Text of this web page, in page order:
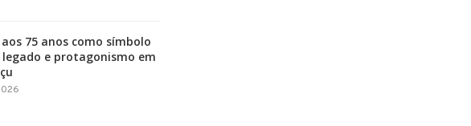
aos 75 anos como símbolo
e protagonismo em